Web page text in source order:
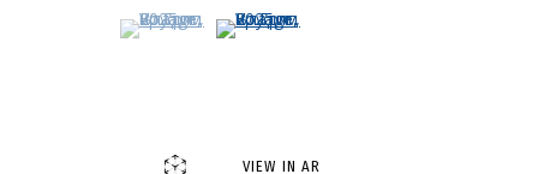
(View a larger image of thumbnail 1 )
, currently selected.
, currently selected.
, currently selected.(View a larger image of thumbnail 2 )
VIEW IN AR